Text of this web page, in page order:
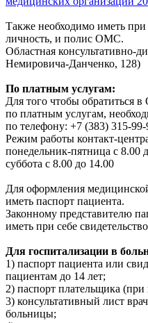
Также необходимо иметь
личность, и полис ОМС.
Областная консультативно-
Немировича-Данченко, 128)
По платным услугам:
Для того чтобы обратиться
по платным услугам,
по телефону: +7 (383) 315-99-
Режим работы контакт-
понедельник-пятница с 8.00
суббота с 8.00 до 14.00
Для оформления
иметь паспорт пациента.
Законному представителю
иметь при себе
Для госпитализации в
1) паспорт пациента или
пациентам до 14 лет;
2) паспорт плательщика
3) консультативный лист
больницы;